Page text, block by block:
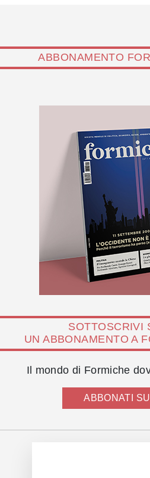
ABBONAMENTO
SOTTOSCRIVI
UN ABBONAMENTO A
Il mondo di Formiche
ABBONATI